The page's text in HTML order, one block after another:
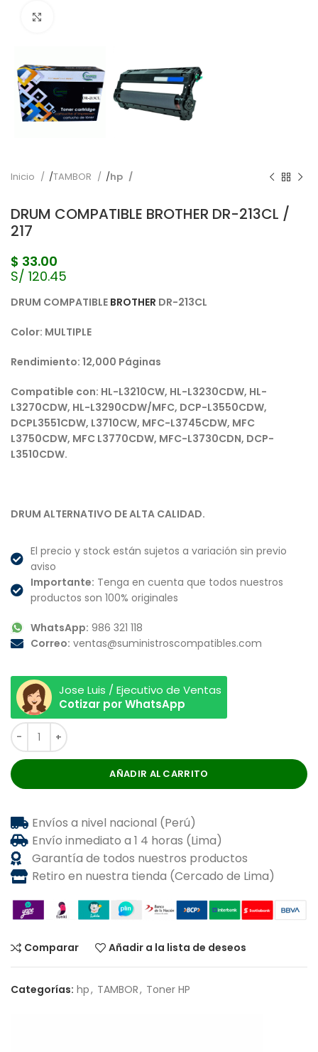
Inicio TAMBOR hp
DRUM COMPATIBLE BROTHER DR-213CL /
217
$ 33.00
S/ 120.45
DRUM COMPATIBLE BROTHER DR-213CL
Color: MULTIPLE
Rendimiento: 12,000 Páginas
Compatible con: HL-L3210CW, HL-L3230CDW, HL-
L3270CDW, HL-L3290CDW/MFC, DCP-L3550CDW,
DCPL3551CDW, L3710CW, MFC-L3745CDW, MFC
L3750CDW, MFC L3770CDW, MFC-L3730CDN, DCP-
L3510CDW.
DRUM ALTERNATIVO DE ALTA CALIDAD.
El precio y stock están sujetos a variación sin previo
aviso
Importante: Tenga en cuenta que todos nuestros
productos son 100% originales
WhatsApp: 986 321 118
Correo: ventas@suministroscompatibles.com
Jose Luis / Ejecutivo de Ventas
Cotizar por WhatsApp
AÑADIR AL CARRITO
Envíos a nivel nacional (Perú)
Envío inmediato a 1 4 horas (Lima)
Garantía de todos nuestros productos
Retiro en nuestra tienda (Cercado de Lima)
Comparar Añadir a la lista de deseos
Categorías: hp, TAMBOR, Toner HP